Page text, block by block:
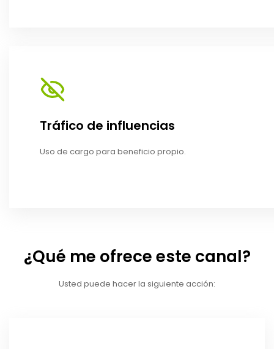
Tráfico de influencias
Uso de cargo para beneficio propio.
¿Qué me ofrece este canal?
Usted puede hacer la siguiente acción: